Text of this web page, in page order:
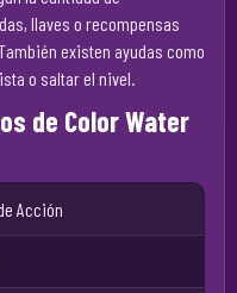
llaves o recompensas
existen ayudas como
o saltar el nivel.
de Color Water
Acción